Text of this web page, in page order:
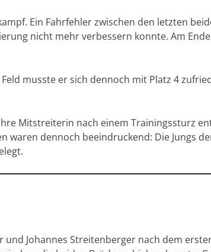
Ein Fahrfehler zwischen den letzten
nicht mehr verbessern konnte. Am
musste er sich dennoch mit Platz 4
Mitstreiterin nach einem Trainingssturz
dennoch beeindruckend: Die Jungs
Johannes Streitenberger nach dem